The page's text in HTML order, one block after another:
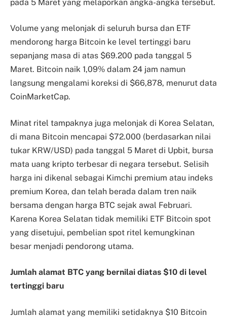
pada 5 Maret yang melaporkan angka-angka tersebut.
Volume yang melonjak di seluruh bursa dan ETF
mendorong harga Bitcoin ke level tertinggi baru
sepanjang masa di atas $69.200 pada tanggal 5
Maret. Bitcoin naik 1,09% dalam 24 jam namun
langsung mengalami koreksi di $66,878, menurut data
CoinMarketCap.
Minat ritel tampaknya juga melonjak di Korea Selatan,
di mana Bitcoin mencapai $72.000 (berdasarkan nilai
tukar KRW/USD) pada tanggal 5 Maret di Upbit, bursa
mata uang kripto terbesar di negara tersebut. Selisih
harga ini dikenal sebagai Kimchi premium atau indeks
premium Korea, dan telah berada dalam tren naik
bersama dengan harga BTC sejak awal Februari.
Karena Korea Selatan tidak memiliki ETF Bitcoin spot
yang disetujui, pembelian spot ritel kemungkinan
besar menjadi pendorong utama.
Jumlah alamat BTC yang bernilai diatas $10 di level
tertinggi baru
Jumlah alamat yang memiliki setidaknya $10 Bitcoin